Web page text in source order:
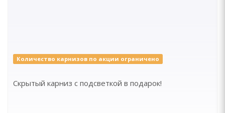
Количество карнизов по акции ограничено
Скрытый карниз с подсветкой в подарок!